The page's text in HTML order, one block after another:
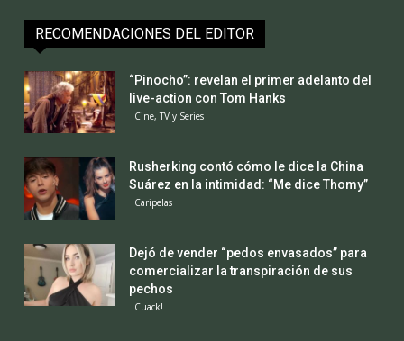
RECOMENDACIONES DEL EDITOR
“Pinocho”: revelan el primer adelanto del
live-action con Tom Hanks
Cine, TV y Series
Rusherking contó cómo le dice la China
Suárez en la intimidad: “Me dice Thomy”
Caripelas
Dejó de vender “pedos envasados” para
comercializar la transpiración de sus
pechos
Cuack!